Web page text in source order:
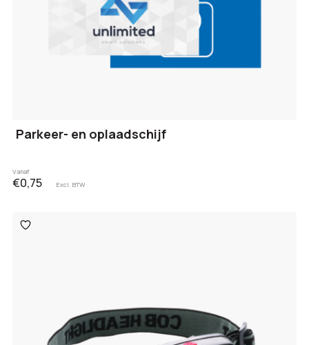
Parkeer- en oplaadschijf
Vanaf
€0,75 Excl. BTW
Toevoegen
aan